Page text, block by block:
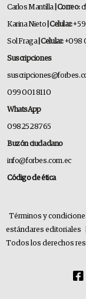
Carlos Mantilla | Correo:
Karina Nieto | Celular:
Sol Fraga | Celular:+098
Suscripciones
099 001 8110
WhatsApp
0982528765
Buzón ciudadano
info@forbes.com.ec
Código de ética
Términos y
estándares editoriales
Todos los derechos